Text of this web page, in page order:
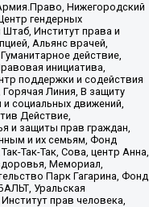
Нижегородский
гендерных
Институт права и
Альянс врачей,
действие,
инициатива,
поддержки и содействия
Линия, В защиту
и социальных движений,
Действие,
и защиты прав граждан,
и их семьям, Фонд
Так-Так, Сова, центр Анна,
Мемориал,
Парк Гагарина, Фонд
Уральская
прав человека,